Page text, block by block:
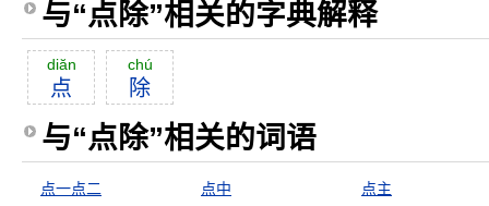
与“点除”相关的字典解释
diăn
点
chú
除
与“点除”相关的词语
点一点二 点中
点主